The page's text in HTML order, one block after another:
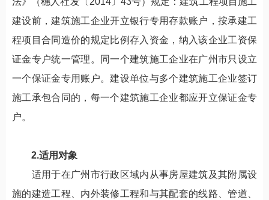
建设前，建筑施工企业开立银行专用存款账户，按承建工
程项目合同造价的规定比例存入资金，纳入该企业工资保
证金专户统一管理。同一个建筑施工企业在广州市只设立
一个保证金专用账户。建设单位与多个建筑施工企业签订
施工承包合同的，每一个建筑施工企业都应开立保证金专
户。
2.适用对象
适用于在广州市行政区域内从事房屋建筑及其附属设
施的建造工程、内外装修工程和与其配套的线路、管道、